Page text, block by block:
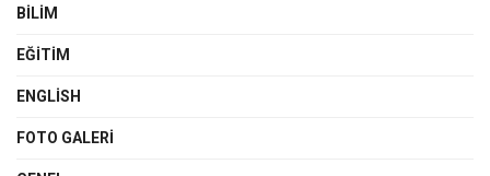
BILIM
EĞITIM
ENGLISH
FOTO GALERI